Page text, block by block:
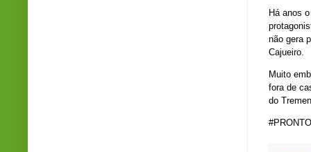
Há anos
não gera
Cajueiro.
Muito
fora de
do